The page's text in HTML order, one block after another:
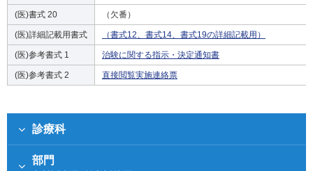
(医)書式 20 （欠番）
(医)詳細記載用書式 （書式12、書式14、書式19の詳細記載用）
(医)参考書式 1 治験に関する指示・決定通知書
(医)参考書式 2 直接閲覧実施連絡票
診療科
部門